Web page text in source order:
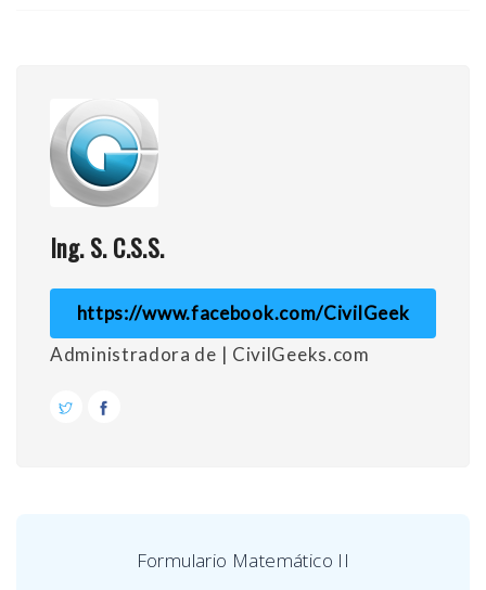
Ing. S. C.S.S.
https://www.facebook.com/CivilGeek
Administradora de | CivilGeeks.com
Formulario Matemático II